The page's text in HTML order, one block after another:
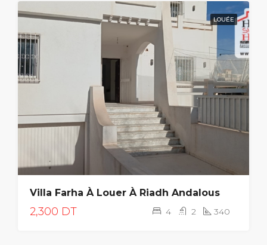
LOUÉE
Villa Farha À Louer À Riadh Andalous
2,300 DT 4 2 340